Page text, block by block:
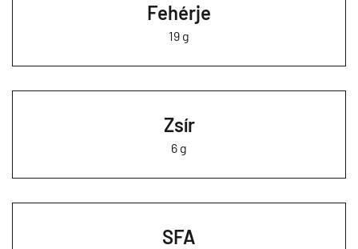
Fehérje
19 g
Zsír
6 g
SFA